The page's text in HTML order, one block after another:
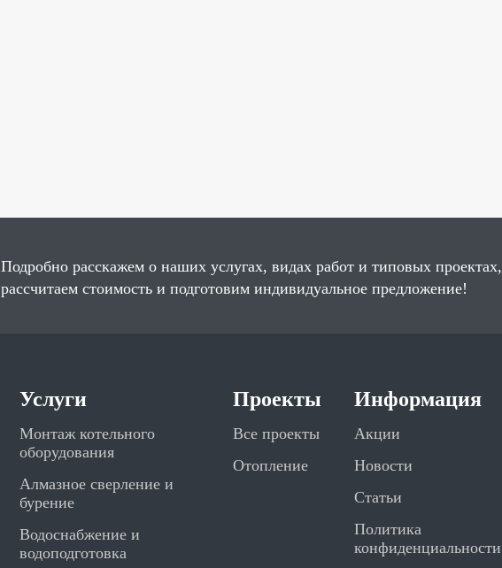
Подробно расскажем о наших услугах, видах работ и типовых проектах,
рассчитаем стоимость и подготовим индивидуальное предложение!
Услуги
Монтаж котельного
оборудования
Алмазное сверление и
бурение
Водоснабжение и
водоподготовка
Проекты
Все проекты
Отопление
Информация
Акции
Новости
Статьи
Политика
конфиденциальности